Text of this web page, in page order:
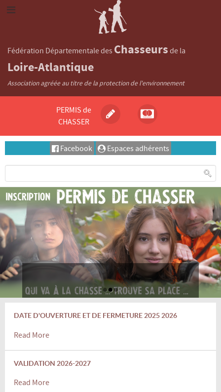
Fédération Départementale des Chasseurs de la
Loire-Atlantique
Association agréée au titre de la protection de l'environnement
PERMIS de
CHASSER
Facebook Espaces adhérents
DATE D'OUVERTURE ET DE FERMETURE 2025 2026
Read More
VALIDATION 2026-2027
Read More